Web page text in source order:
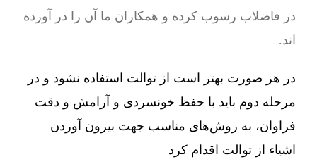
در فاضلاب رسوب کرده و همکاران ما آن را در آورده
اند.
در هر صورت بهتر است از توالت استفاده نشود و در
مرحله دوم باید با حفظ خونسردی و آرامش و دقت
فراوان، به روش‌های مناسب جهت بیرون آوردن
اشیاء از توالت اقدام کرد